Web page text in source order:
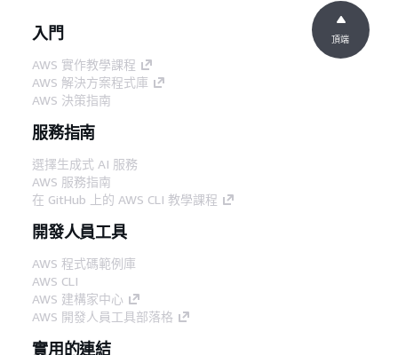
入門
AWS 實作教學課程
AWS 解決方案程式庫
AWS 決策指南
服務指南
選擇生成式 AI 服務
AWS 服務指南
在 GitHub 上的 AWS CLI 教學課程
開發人員工具
AWS 程式碼範例庫
AWS CLI
AWS 建構家中心
AWS 開發人員工具部落格
實用的連結
頂端